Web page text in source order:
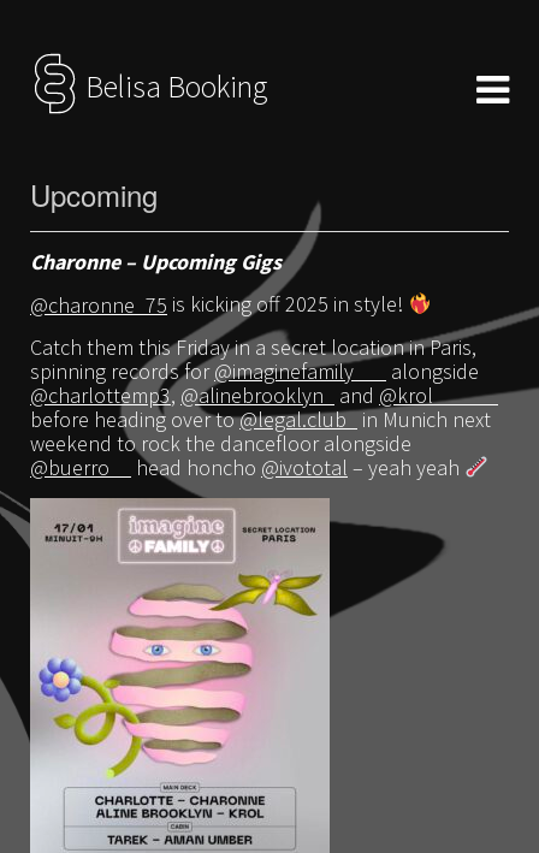
Belisa Booking
Upcoming
Charonne – Upcoming Gigs
@charonne_75 is kicking off 2025 in style!
Catch them this Friday in a secret location in Paris,
spinning records for@imaginefamily___
alongside
@charlottemp3, @alinebrooklyn_ and @krol______
before heading over to@legal.club_in Munich next
weekend to rock the dancefloor alongside
@buerro__
head honcho @ivototal – yeah yeah